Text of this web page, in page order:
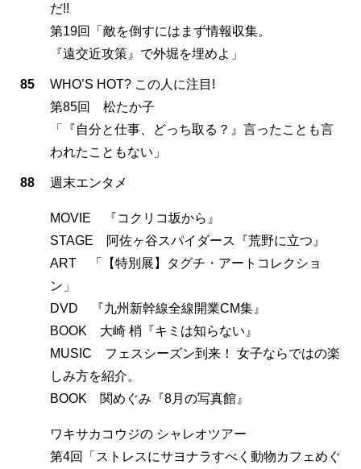
だ!!
第19回「敵を倒すにはまず情報収集。
『遠交近攻策』で外堀を埋めよ」
85
WHO’S HOT? この人に注目!
第85回 松たか子
「『自分と仕事、どっち取る？』言ったことも言
われたこともない」
88 週末エンタメ
MOVIE 『コクリコ坂から』
STAGE 阿佐ヶ谷スパイダース『荒野に立つ』
ART 「【特別展】タグチ・アートコレクショ
ン」
DVD 『九州新幹線全線開業CM集』
BOOK 大崎 梢『キミは知らない』
MUSIC フェスシーズン到来！ 女子ならではの楽
しみ方を紹介。
BOOK 関めぐみ『8月の写真館』
ワキサカコウジの シャレオツアー
第4回「ストレスにサヨナラすべく動物カフェめぐ